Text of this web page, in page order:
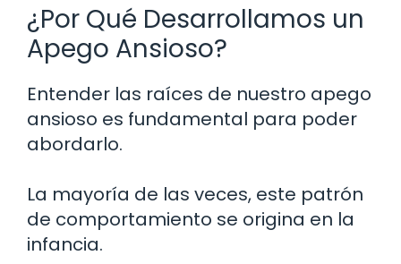
¿Por Qué Desarrollamos un
Apego Ansioso?
Entender las raíces de nuestro apego
ansioso es fundamental para poder
abordarlo.
La mayoría de las veces, este patrón
de comportamiento se origina en la
infancia.